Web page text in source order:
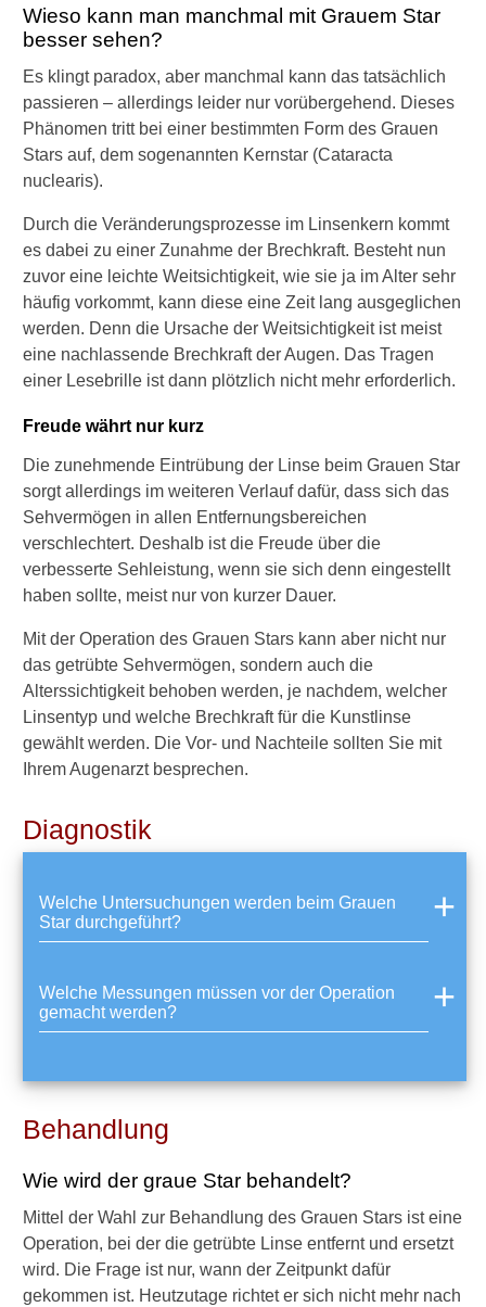
Wieso kann man manchmal mit Grauem Star
besser sehen?
Es klingt paradox, aber manchmal kann das tatsächlich
passieren – allerdings leider nur vorübergehend. Dieses
Phänomen tritt bei einer bestimmten Form des Grauen
Stars auf, dem sogenannten Kernstar (Cataracta
nuclearis).
Durch die Veränderungsprozesse im Linsenkern kommt
es dabei zu einer Zunahme der Brechkraft. Besteht nun
zuvor eine leichte Weitsichtigkeit, wie sie ja im Alter sehr
häufig vorkommt, kann diese eine Zeit lang ausgeglichen
werden. Denn die Ursache der Weitsichtigkeit ist meist
eine nachlassende Brechkraft der Augen. Das Tragen
einer Lesebrille ist dann plötzlich nicht mehr erforderlich.
Freude währt nur kurz
Die zunehmende Eintrübung der Linse beim Grauen Star
sorgt allerdings im weiteren Verlauf dafür, dass sich das
Sehvermögen in allen Entfernungsbereichen
verschlechtert. Deshalb ist die Freude über die
verbesserte Sehleistung, wenn sie sich denn eingestellt
haben sollte, meist nur von kurzer Dauer.
Mit der Operation des Grauen Stars kann aber nicht nur
das getrübte Sehvermögen, sondern auch die
Alterssichtigkeit behoben werden, je nachdem, welcher
Linsentyp und welche Brechkraft für die Kunstlinse
gewählt werden. Die Vor- und Nachteile sollten Sie mit
Ihrem Augenarzt besprechen.
Diagnostik
Welche Untersuchungen werden beim Grauen
Star durchgeführt?
Welche Messungen müssen vor der Operation
gemacht werden?
Behandlung
Wie wird der graue Star behandelt?
Mittel der Wahl zur Behandlung des Grauen Stars ist eine
Operation, bei der die getrübte Linse entfernt und ersetzt
wird. Die Frage ist nur, wann der Zeitpunkt dafür
gekommen ist. Heutzutage richtet er sich nicht mehr nach
k
r
f
t
e
i
m
r
a
u
n
S
t
a
?
K
a
d
e
r
r
a
u
S
t
a
u
c
v
o
n
e
l
b
h
i
e
?